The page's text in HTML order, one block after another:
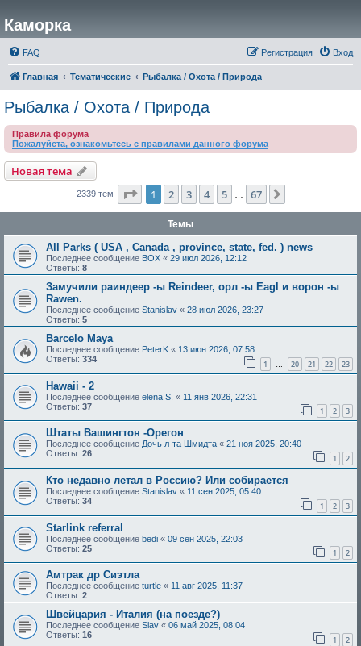
Каморка
FAQ Вход
Регистрация
Главная Тематические Рыбалка / Охота / Природа
Рыбалка / Охота / Природа
Правила форума
Пожалуйста, ознакомьтесь с правилами данного форума
Новая тема
2339 тем Страница из 67
1 2 3 4 5 67
Темы
All Parks ( USA , Canada , province, state, fed. ) news
Последнее сообщение BOX « 29 июл 2026, 12:12
Ответы: 8
Замучили раиндеер -ы Reindeer, орл -ы Eagl и ворон -ы
Rawen.
Последнее сообщение Stanislav « 28 июл 2026, 23:27
Ответы: 5
Barcelo Maya
Последнее сообщение PeterK « 13 июн 2026, 07:58
Ответы: 334 1 … 20 21 22 23
Hawaii - 2
Последнее сообщение elena S. « 11 янв 2026, 22:31
Ответы: 37 1 2 3
Штаты Вашингтон -Орегон
Последнее сообщение Дочь л-та Шмидта « 21 ноя 2025, 20:40
Ответы: 26 1 2
Кто недавно летал в Россию? Или собирается
Последнее сообщение Stanislav « 11 сен 2025, 05:40
Ответы: 34 1 2 3
Starlink referral
Последнее сообщение bedi « 09 сен 2025, 22:03
Ответы: 25 1 2
Амтрак др Сиэтла
Последнее сообщение turtle « 11 авг 2025, 11:37
Ответы: 2
Швейцария - Италия (на поезде?)
Последнее сообщение Slav « 06 май 2025, 08:04
Ответы: 16 1 2